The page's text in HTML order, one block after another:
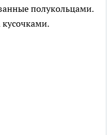
полукольцами.
кусочками.